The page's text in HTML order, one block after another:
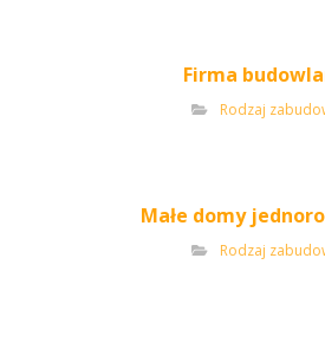
Firma
Rodzaj
Małe domy
Rodzaj